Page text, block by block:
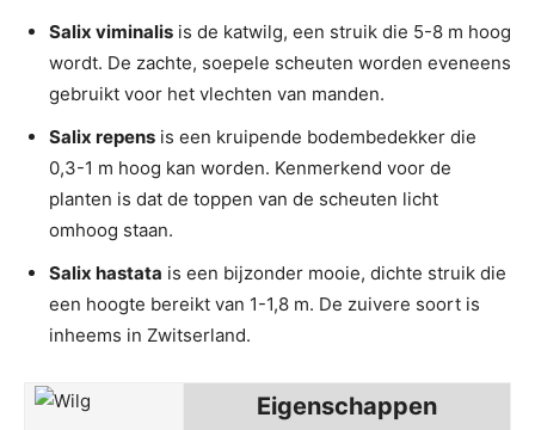
Salix viminalis is de katwilg, een struik die 5-8 m hoog
wordt. De zachte, soepele scheuten worden eveneens
gebruikt voor het vlechten van manden.
Salix repens is een kruipende bodembedekker die
0,3-1 m hoog kan worden. Kenmerkend voor de
planten is dat de toppen van de scheuten licht
omhoog staan.
Salix hastata is een bijzonder mooie, dichte struik die
een hoogte bereikt van 1-1,8 m. De zuivere soort is
inheems in Zwitserland.
Eigenschappen